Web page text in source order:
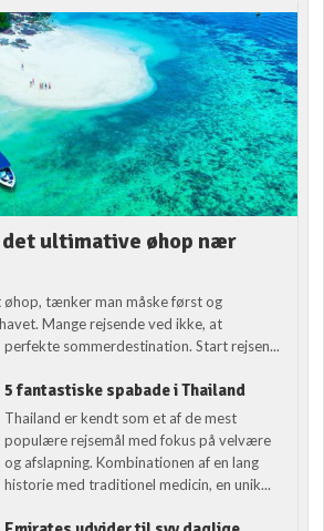
det ultimative øhop nær
øhop, tænker man måske først og
Mange rejsende ved ikke, at
perfekte sommerdestination. Start rejsen...
5 fantastiske spabade i Thailand
Thailand er kendt som et af de mest
populære rejsemål med fokus på velvære
og afslapning. Kombinationen af en lang
historie med traditionel medicin, en unik...